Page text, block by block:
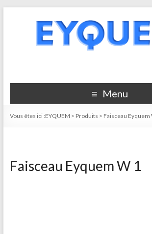
Menu
Vous êtes ici :EYQUEM > Produits > Faisceau Eyquem
Faisceau Eyquem W 1